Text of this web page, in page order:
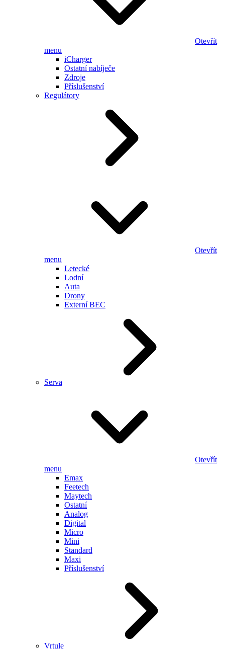
Otevřít
menu
iCharger
Ostatní nabíječe
Zdroje
Příslušenství
Regulátory
Otevřít
menu
Letecké
Lodní
Auta
Drony
Externí BEC
Serva
Otevřít
menu
Emax
Feetech
Maytech
Ostatní
Analog
Digital
Micro
Mini
Standard
Maxi
Příslušenství
Vrtule